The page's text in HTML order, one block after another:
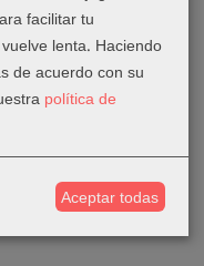
facilitar tu
lenta. Haciendo
de acuerdo con su
política de
Aceptar todas